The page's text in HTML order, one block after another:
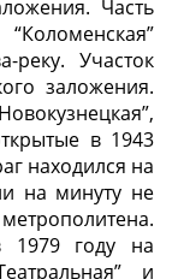
Часть
реку. Участок
заложения.
в 1943
находился на
на минуту не
1979 году на
и